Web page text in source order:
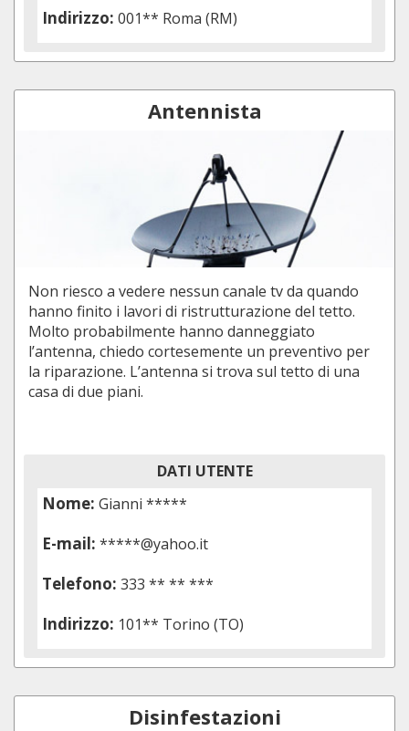
Indirizzo: 001** Roma (RM)
Antennista
Non riesco a vedere nessun canale tv da quando
hanno finito i lavori di ristrutturazione del tetto.
Molto probabilmente hanno danneggiato
l’antenna, chiedo cortesemente un preventivo per
la riparazione. L’antenna si trova sul tetto di una
casa di due piani.
DATI UTENTE
Nome: Gianni *****
E-mail: *****@yahoo.it
Telefono: 333 ** ** ***
Indirizzo: 101** Torino (TO)
Disinfestazioni